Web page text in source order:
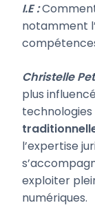
I.E :
notamment
Christelle
plus
l’expertise
exploiter
numériques.